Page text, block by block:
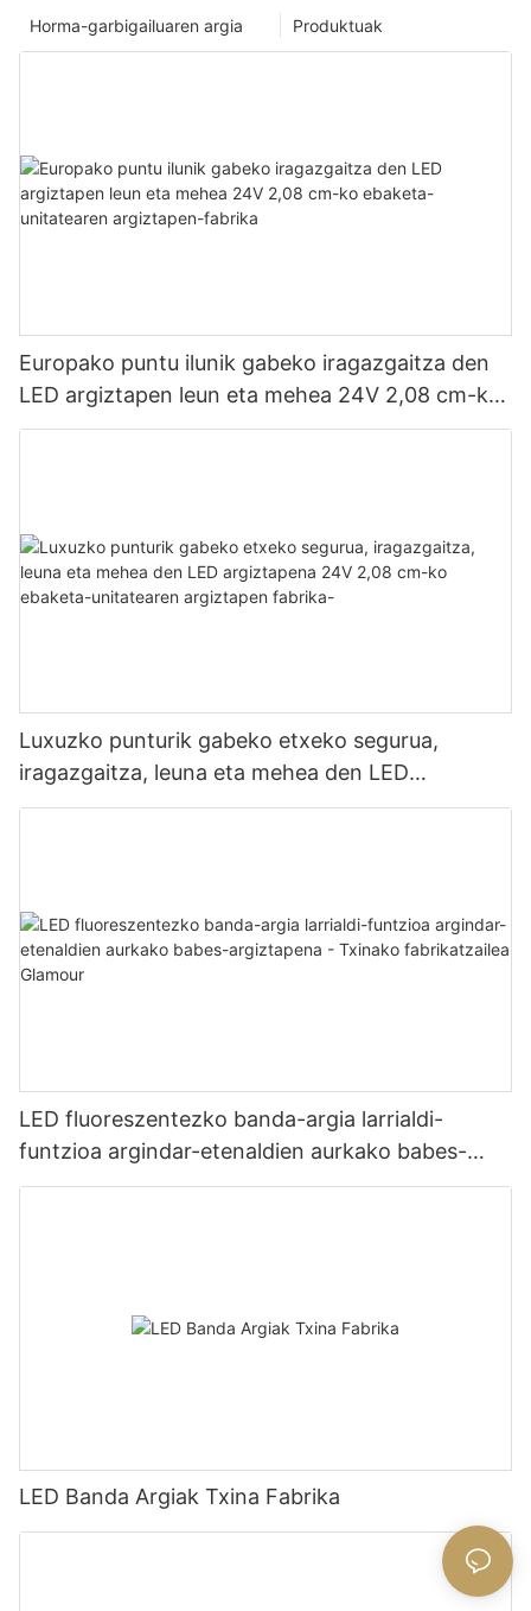
Produktuak
Horma-garbigailuaren argia
Europako puntu ilunik gabeko iragazgaitza den
LED argiztapen leun eta mehea 24V 2,08 cm-ko
ebaketa-unitatearen argiztapen-fabrika
Luxuzko punturik gabeko etxeko segurua,
iragazgaitza, leuna eta mehea den LED
argiztapena 24V 2,08 cm-ko ebaketa-
LED fluoreszentezko banda-argia larrialdi-
funtzioa argindar-etenaldien aurkako babes-
argiztapena - Txinako fabrikatzailea Glamour
LED Banda Argiak Txina Fabrika